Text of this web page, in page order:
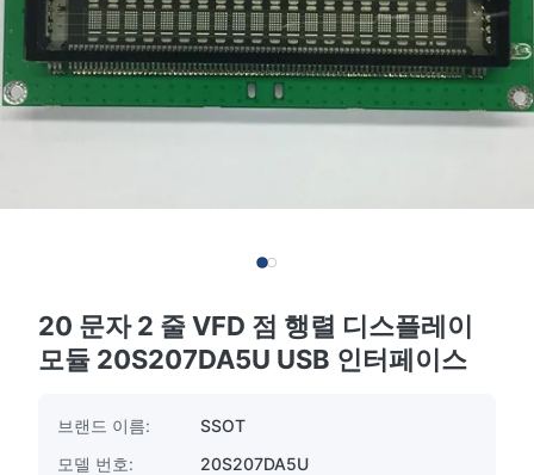
20 문자 2 줄 VFD 점 행렬 디스플레이
모듈 20S207DA5U USB 인터페이스
브랜드 이름:
SSOT
모델 번호:
20S207DA5U